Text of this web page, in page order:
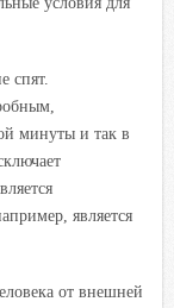
спят.
минуты и так в
является
от внешней